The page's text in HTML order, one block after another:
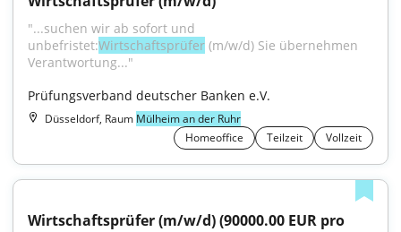
"...suchen wir ab sofort und
unbefristet:Wirtschaftsprüfer (m/w/d) Sie übernehmen
Verantwortung..."
Prüfungsverband deutscher Banken e.V.
Düsseldorf, Raum Mülheim an der Ruhr
Homeoffice
Teilzeit Vollzeit
Wirtschaftsprüfer (m/w/d) (90000.00 EUR pro